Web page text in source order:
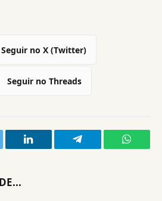
Seguir no X (Twitter)
Seguir no Threads
LinkedIn Telegram